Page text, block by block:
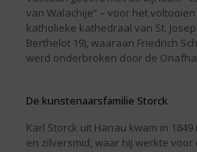
van Walachije” – voor het
katholieke kathedraal van St.
Berthelot 19), waaraan Friedrich
werd onderbroken door de
De kunstenaarsfamilie Storck
Karl Storck uit Hanau kwam in
en zilversmid, waar hij werkte voor